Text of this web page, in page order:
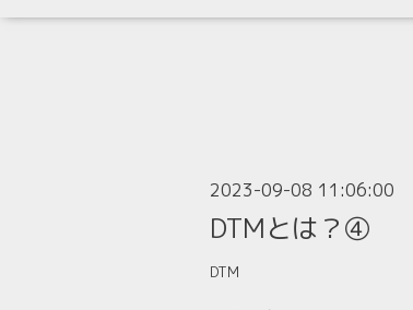
2023-09-08 11:06:00
DTMとは？④
DTM